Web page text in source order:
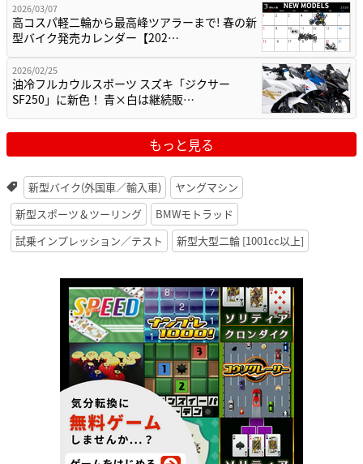
2026/03/07
高コスパ軽二輪から最高峰ツアラーまで! 春の新
型バイク発売カレンダー【202…
2026/02/25
油冷フルカウルスポーツ スズキ「ジクサー
SF250」に新色！ 青×白は継続販…
もっと見る
新型バイク(外国車／輸入車)
ヤングマシン
新型スポーツ＆ツーリング
BMWモトラッド
試乗インプレッション／テスト
新型大型二輪 [1001cc以上]